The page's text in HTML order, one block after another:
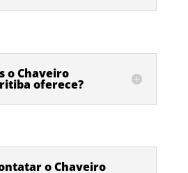
o Chaveiro
oferece?
o Chaveiro